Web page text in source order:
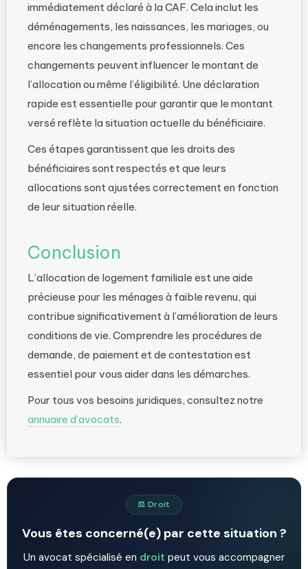
immédiatement déclaré à la CAF. Cela inclut les
déménagements, les naissances, les mariages, ou
encore les changements professionnels. Ces
changements peuvent influencer le montant de
l’allocation ou même l’éligibilité. Une déclaration
rapide est essentielle pour garantir que le montant
versé reflète la situation actuelle du bénéficiaire.
Ces étapes garantissent que les droits des
bénéficiaires sont respectés et que leurs
allocations sont ajustées correctement en fonction
de leur situation réelle.
Conclusion
L’allocation de logement familiale est une aide
précieuse pour les ménages à faible revenu, qui
contribue significativement à l’amélioration de leurs
conditions de vie. Comprendre les procédures de
demande, de paiement et de contestation est
essentiel pour vous aider dans les démarches.
Pour tous vos besoins juridiques, consultez notre
annuaire d’avocats.
⚖️ Droit
Vous êtes concerné(e) par cette situation ?
Un avocat spécialisé en droit peut vous accompagner